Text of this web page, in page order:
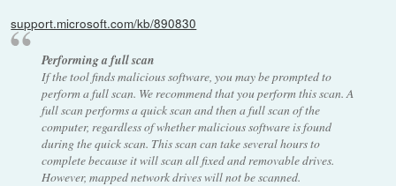
support.microsoft.com/kb/890830
Performing a full scan
If the tool finds malicious software, you may be prompted to
perform a full scan. We recommend that you perform this scan. A
full scan performs a quick scan and then a full scan of the
computer, regardless of whether malicious software is found
during the quick scan. This scan can take several hours to
complete because it will scan all fixed and removable drives.
However, mapped network drives will not be scanned.